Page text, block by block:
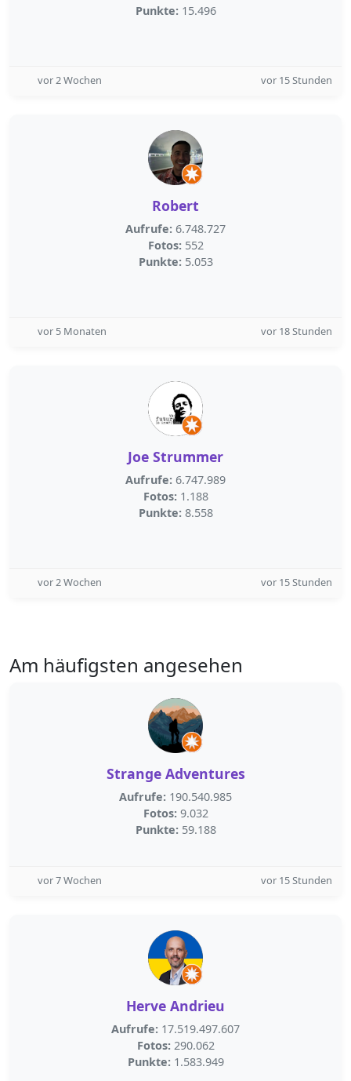
Punkte: 15.496
vor 2 Wochen vor 15 Stunden
Robert
Aufrufe: 6.748.727
Fotos: 552
Punkte: 5.053
vor 5 Monaten vor 18 Stunden
Joe Strummer
Aufrufe: 6.747.989
Fotos: 1.188
Punkte: 8.558
vor 2 Wochen vor 15 Stunden
Am häufigsten angesehen
Strange Adventures
Aufrufe: 190.540.985
Fotos: 9.032
Punkte: 59.188
vor 7 Wochen vor 15 Stunden
Herve Andrieu
Aufrufe: 17.519.497.607
Fotos: 290.062
Punkte: 1.583.949